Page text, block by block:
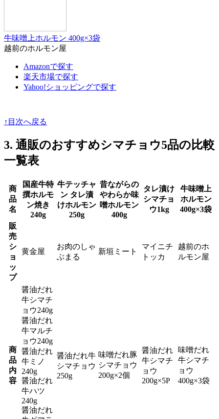
牛味噌上ホルモン 400g×3袋
越前のホルモン屋
Amazonで探す
楽天市場で探す
Yahoo!ショッピングで探す
↑目次へ戻る
3. 通販のおすすめシマチョウ5品の比較
一覧表
商
品
名
国産牛特
撰ホルモ
ン焼き
240g
牛テッチャ
ン タレ漬
けホルモン
250g
昔ながらの
やわらか味
噌ホルモン
400g
タレ漬け
シマチョ
ウ1kg
牛味噌上
ホルモン
400g×3袋
販
売
シ
ョ
ッ
プ
黄金屋
お肉のしゃ
ぶまる
新垣ミート
マイニチ
トッカ
越前のホ
ルモン屋
商
品
内
容
醤油だれ
牛シマチ
ョウ240g
醤油だれ
牛マルチ
ョウ240g
醤油だれ
牛ミノ
240g
醤油だれ
牛ハツ
240g
醤油だれ
醤油だれ牛
シマチョウ
250g
味噌だれ豚
シマチョウ
200g×2個
醤油だれ
牛シマチ
ョウ
200g×5P
味噌だれ
牛シマチ
ョウ
400g×3袋